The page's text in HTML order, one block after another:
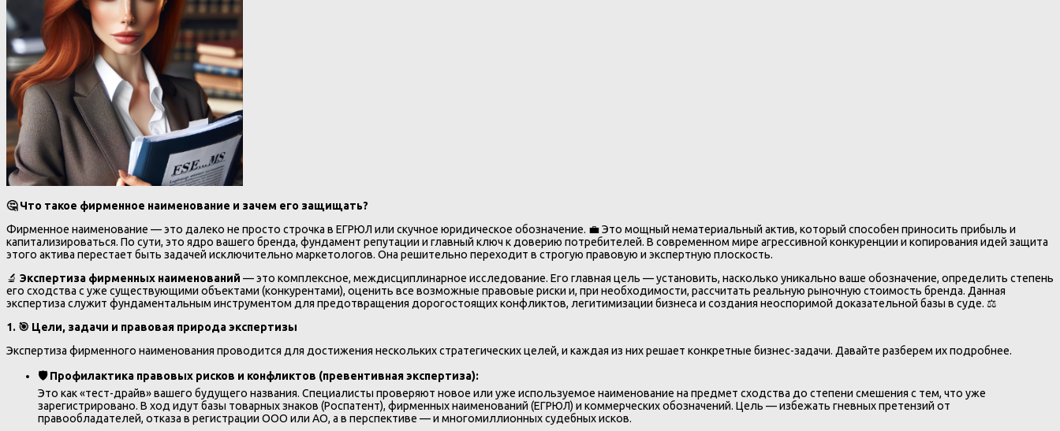
🤔 Что такое фирменное наименование и зачем его защищать?
Фирменное наименование — это далеко не просто строчка в ЕГРЮЛ или скучное юридическое обозначение. 💼 Это мощный нематериальный актив, который способен приносить прибыль и
капитализироваться. По сути, это ядро вашего бренда, фундамент репутации и главный ключ к доверию потребителей. В современном мире агрессивной конкуренции и копирования идей защита
этого актива перестает быть задачей исключительно маркетологов. Она решительно переходит в строгую правовую и экспертную плоскость.
🔬 Экспертиза фирменных наименований — это комплексное, междисциплинарное исследование. Его главная цель — установить, насколько уникально ваше обозначение, определить степень
его сходства с уже существующими объектами (конкурентами), оценить все возможные правовые риски и, при необходимости, рассчитать реальную рыночную стоимость бренда. Данная
экспертиза служит фундаментальным инструментом для предотвращения дорогостоящих конфликтов, легитимизации бизнеса и создания неоспоримой доказательной базы в суде. ⚖️
1. 🎯 Цели, задачи и правовая природа экспертизы
Экспертиза фирменного наименования проводится для достижения нескольких стратегических целей, и каждая из них решает конкретные бизнес-задачи. Давайте разберем их подробнее.
🛡️ Профилактика правовых рисков и конфликтов (превентивная экспертиза):
Это как «тест-драйв» вашего будущего названия. Специалисты проверяют новое или уже используемое наименование на предмет сходства до степени смешения с тем, что уже
зарегистрировано. В ход идут базы товарных знаков (Роспатент), фирменных наименований (ЕГРЮЛ) и коммерческих обозначений. Цель — избежать гневных претензий от
правообладателей, отказа в регистрации ООО или АО, а в перспективе — и многомиллионных судебных исков.